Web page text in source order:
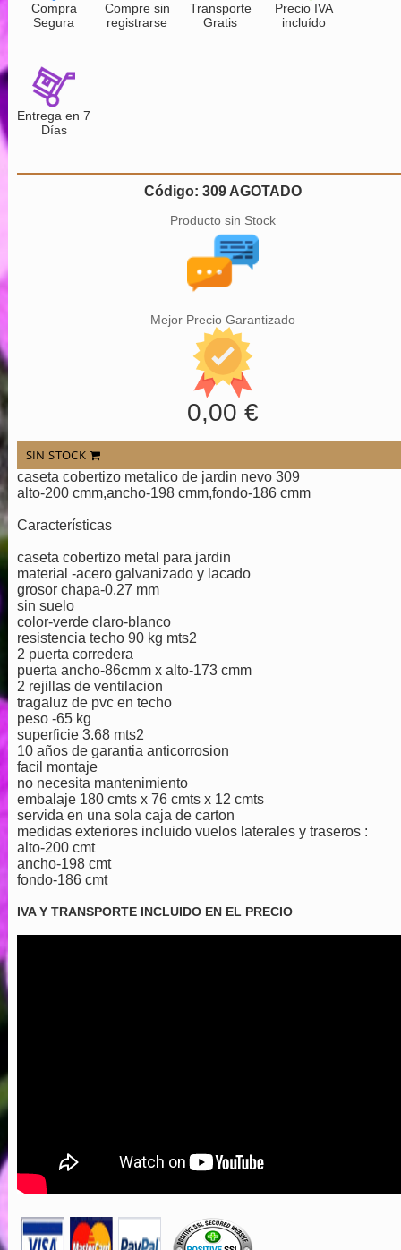
Compra
Segura
Compre sin
registrarse
Transporte
Gratis
Precio IVA
incluído
Entrega en 7
Días
Código: 309 AGOTADO
Producto sin Stock
Mejor Precio Garantizado
0,00 €
SIN STOCK
caseta cobertizo metalico de jardin nevo 309
alto-200 cmm,ancho-198 cmm,fondo-186 cmm
Características
caseta cobertizo metal para jardin
material -acero galvanizado y lacado
grosor chapa-0.27 mm
sin suelo
color-verde claro-blanco
resistencia techo 90 kg mts2
2 puerta corredera
puerta ancho-86cmm x alto-173 cmm
2 rejillas de ventilacion
tragaluz de pvc en techo
peso -65 kg
superficie 3.68 mts2
10 años de garantia anticorrosion
facil montaje
no necesita mantenimiento
embalaje 180 cmts x 76 cmts x 12 cmts
servida en una sola caja de carton
medidas exteriores incluido vuelos laterales y traseros :
alto-200 cmt
ancho-198 cmt
fondo-186 cmt
IVA Y TRANSPORTE INCLUIDO EN EL PRECIO